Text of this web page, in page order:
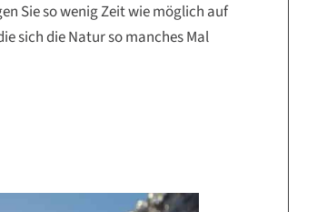
Sie so wenig Zeit wie möglich auf
sich die Natur so manches Mal